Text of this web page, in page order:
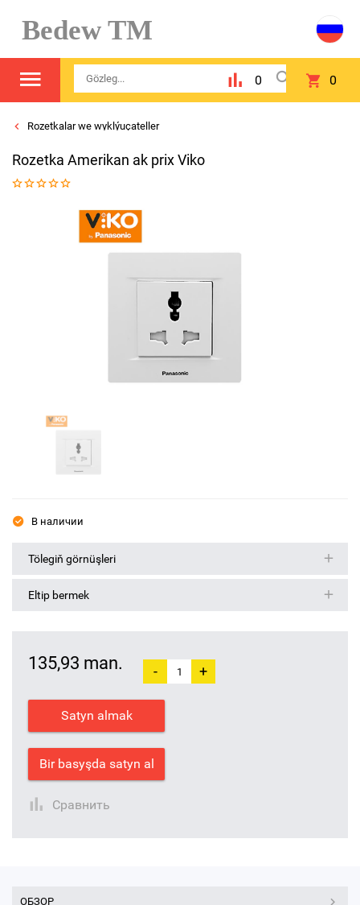
Bedew TM
0 0
Rozetkalar we wyklýuçateller
Rozetka Amerikan ak prix Viko
В наличии
Tölegiň görnüşleri
Eltip bermek
135,93 man. - +
Satyn almak
Bir basyşda satyn al
Сравнить
ОБЗОР